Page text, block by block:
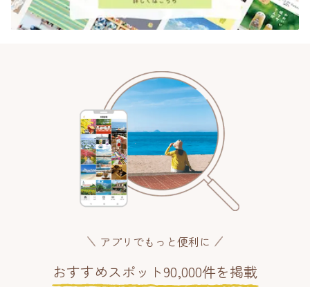
アプリでもっと便利に
おすすめスポット90,000件を掲載